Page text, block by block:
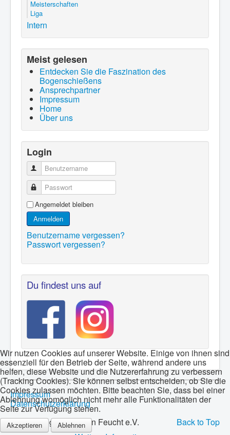
Meisterschaften
Liga
Intern
Meist gelesen
Entdecken Sie die Faszination des
Bogenschießens
Ansprechpartner
Impressum
Home
Über uns
Login
Benutzername
Passwort
Angemeldet bleiben
Anmelden
Benutzername vergessen?
Passwort vergessen?
Du findest uns auf
Impressum
Datenschutzerklärung
Back to Top
© 2026 Bogenschützen Feucht e.V.
Wir nutzen Cookies auf unserer Website. Einige von ihnen sind
essenziell für den Betrieb der Seite, während andere uns
helfen, diese Website und die Nutzererfahrung zu verbessern
(Tracking Cookies). Sie können selbst entscheiden, ob Sie die
Cookies zulassen möchten. Bitte beachten Sie, dass bei einer
Ablehnung womöglich nicht mehr alle Funktionalitäten der
Seite zur Verfügung stehen.
Akzeptieren Ablehnen